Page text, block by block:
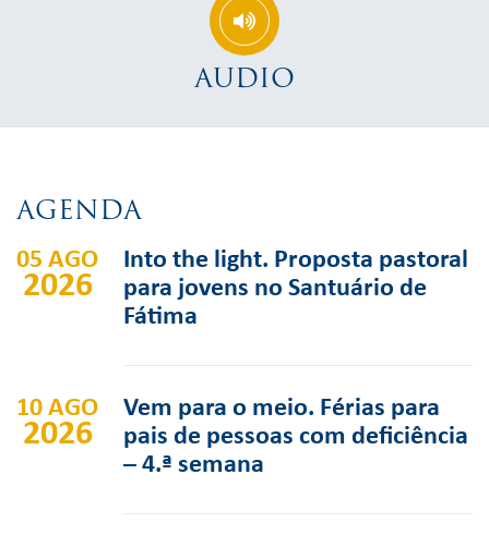
AUDIO
AGENDA
05 AGO
2026
Into the light. Proposta pastoral
para jovens no Santuário de
Fátima
10 AGO
2026
Vem para o meio. Férias para
pais de pessoas com deficiência
– 4.ª semana